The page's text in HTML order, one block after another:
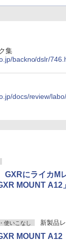
集
backno/dslr/
docs/review/labo/
GXRにライカM
MOUNT A12」
使いこなし 新製品
MOUNT A12